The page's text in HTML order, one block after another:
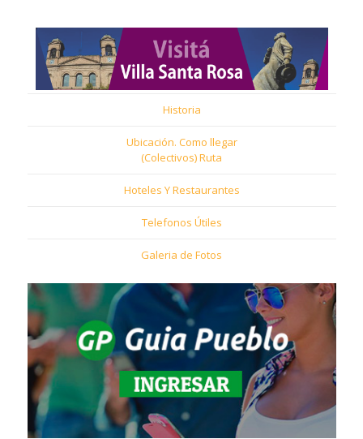
Historia
Ubicación. Como llegar
(Colectivos) Ruta
Hoteles Y Restaurantes
Telefonos Útiles
Galeria de Fotos